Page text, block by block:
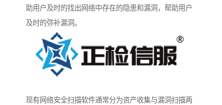
助用户及时的找出网络中存在的隐患和漏洞，帮助用户
及时的弥补漏洞。
现有网络安全扫描软件通常分为资产收集与漏洞扫描两